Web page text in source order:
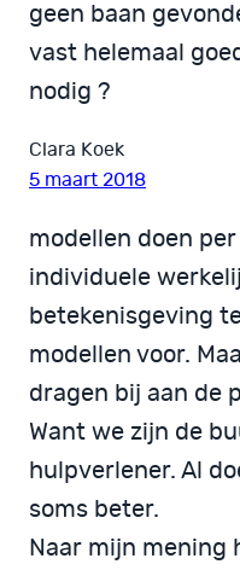
geen baan
vast helemaal
nodig ?
Clara Koek
5 maart 2018
modellen doen
individuele
betekenisgeving
modellen voor.
dragen bij aan de
Want we zijn de
hulpverlener. Al
soms beter.
Naar mijn mening